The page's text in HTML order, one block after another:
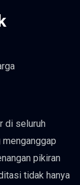
di seluruh
pikiran
tidak hanya